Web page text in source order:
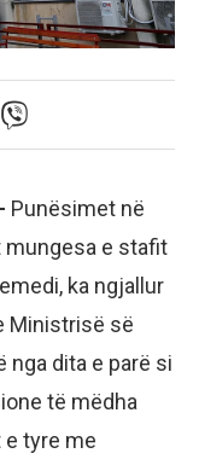
Punësimet në
mungesa e stafit
ka ngjallur
Ministrisë së
nga dita e parë si
të mëdha
tyre me